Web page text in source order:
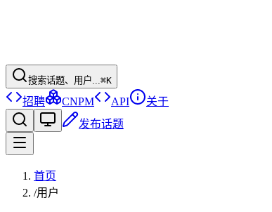
搜索话题、用户...⌘K
招聘 CNPM API
关于
发布话题
首页
/用户